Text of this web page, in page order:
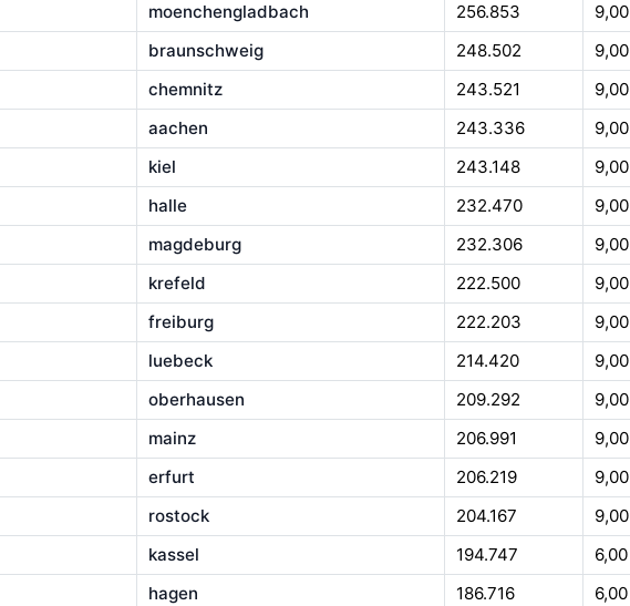
moenchengladbach 256.853 9,00
braunschweig 248.502 9,00
chemnitz 243.521 9,00
aachen 243.336 9,00
kiel 243.148 9,00
halle 232.470 9,00
magdeburg 232.306 9,00
krefeld 222.500 9,00
freiburg 222.203 9,00
luebeck 214.420 9,00
oberhausen 209.292 9,00
mainz 206.991 9,00
erfurt 206.219 9,00
rostock 204.167 9,00
kassel 194.747 6,00
hagen 186.716 6,00